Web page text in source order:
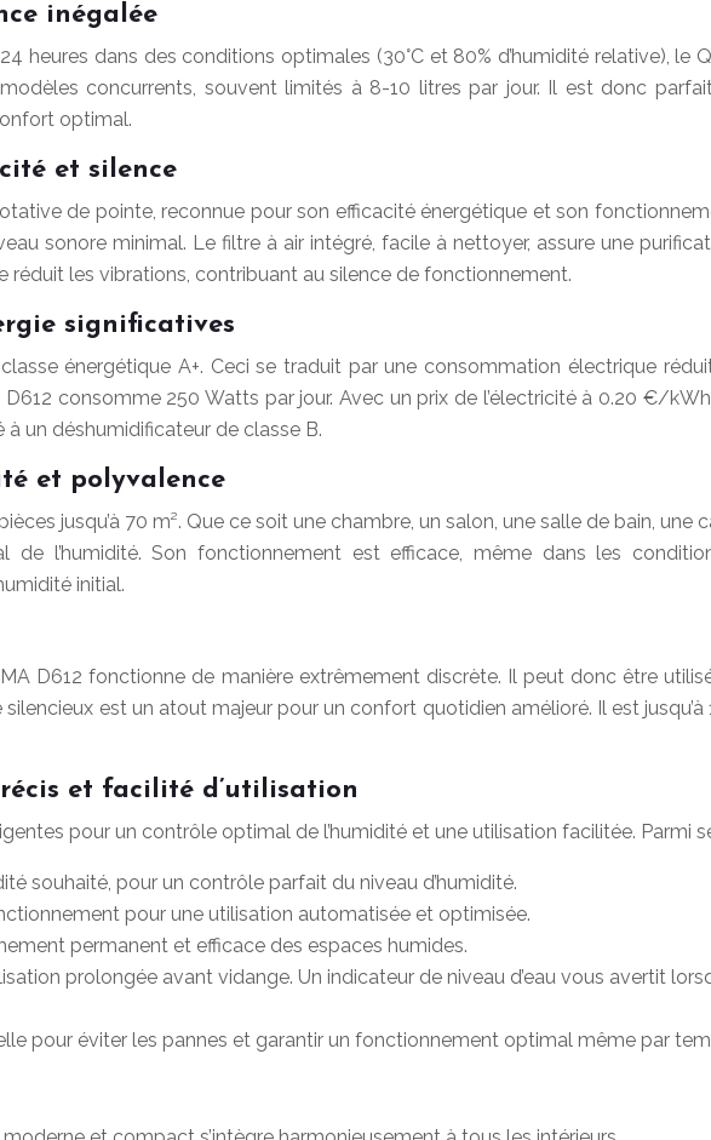
inégalée
heures dans des conditions optimales (30°C et 80% d’humidité relative), le
concurrents, souvent limités à 8-10 litres par jour. Il est donc
optimal.
et silence
de pointe, reconnue pour son efficacité énergétique et son
sonore minimal. Le filtre à air intégré, facile à nettoyer, assure une
réduit les vibrations, contribuant au silence de fonctionnement.
significatives
énergétique A+. Ceci se traduit par une consommation électrique
consomme 250 Watts par jour. Avec un prix de l’électricité à 0.20 €/
à un déshumidificateur de classe B.
et polyvalence
jusqu’à 70 m². Que ce soit une chambre, un salon, une salle de bain, une
de l’humidité. Son fonctionnement est efficace, même dans les
initial.
D612 fonctionne de manière extrêmement discrète. Il peut donc être
est un atout majeur pour un confort quotidien amélioré. Il est jusqu’à
et facilité d’utilisation
pour un contrôle optimal de l’humidité et une utilisation facilitée. Parmi
souhaité, pour un contrôle parfait du niveau d’humidité.
pour une utilisation automatisée et optimisée.
permanent et efficace des espaces humides.
prolongée avant vidange. Un indicateur de niveau d’eau vous avertit
pour éviter les pannes et garantir un fonctionnement optimal même par